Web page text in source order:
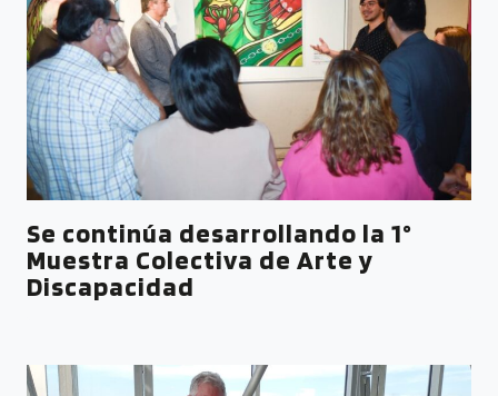
Se continúa desarrollando la 1°
Muestra Colectiva de Arte y
Discapacidad